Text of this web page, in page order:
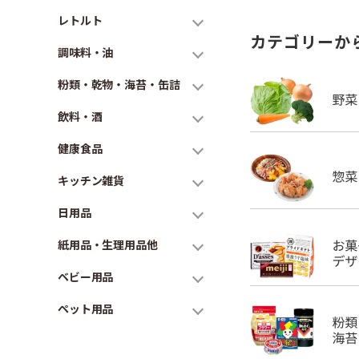
レトルト
調味料・油
粉類・乾物・海苔・缶詰
飲料・酒
健康食品
キッチン雑貨
日用品
紙用品・生理用品他
ベビー用品
ペット用品
カテゴリーか